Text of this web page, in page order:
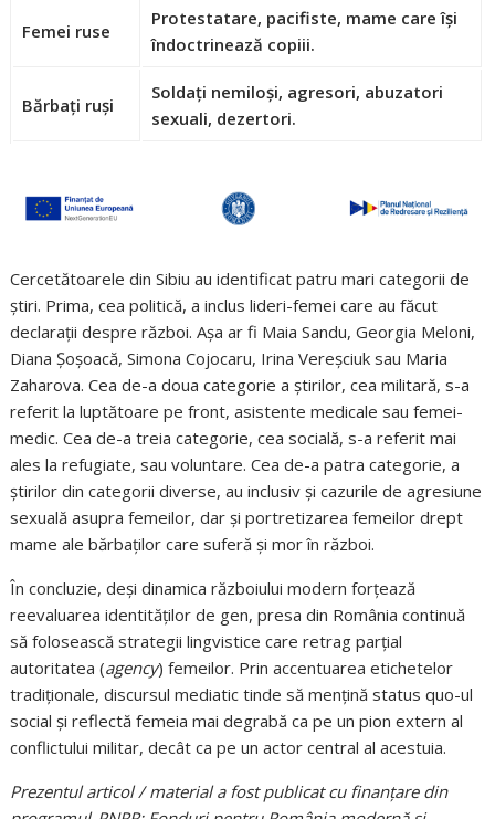
Femei ruse
Protestatare, pacifiste, mame care își
îndoctrinează copiii.
Bărbați ruși
Soldați nemiloși, agresori, abuzatori
sexuali, dezertori.
Cercetătoarele din Sibiu au identificat patru mari categorii de
știri. Prima, cea politică, a inclus lideri-femei care au făcut
declarații despre război. Așa ar fi Maia Sandu, Georgia Meloni,
Diana Șoșoacă, Simona Cojocaru, Irina Vereșciuk sau Maria
Zaharova. Cea de-a doua categorie a știrilor, cea militară, s-a
referit la luptătoare pe front, asistente medicale sau femei-
medic. Cea de-a treia categorie, cea socială, s-a referit mai
ales la refugiate, sau voluntare. Cea de-a patra categorie, a
știrilor din categorii diverse, au inclusiv și cazurile de agresiune
sexuală asupra femeilor, dar și portretizarea femeilor drept
mame ale bărbaților care suferă și mor în război.
În concluzie, deși dinamica războiului modern forțează
reevaluarea identităților de gen, presa din România continuă
să folosească strategii lingvistice care retrag parțial
autoritatea (agency) femeilor. Prin accentuarea etichetelor
tradiționale, discursul mediatic tinde să mențină status quo-ul
social și reflectă femeia mai degrabă ca pe un pion extern al
conflictului militar, decât ca pe un actor central al acestuia.
Prezentul articol / material a fost publicat cu finanțare din